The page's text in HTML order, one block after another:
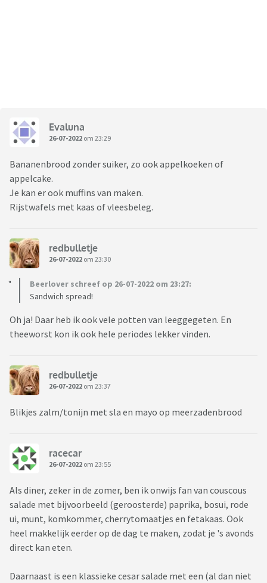
Evaluna
26-07-2022 om 23:29
Bananenbrood zonder suiker, zo ook appelkoeken of
appelcake.
Je kan er ook muffins van maken.
Rijstwafels met kaas of vleesbeleg.
redbulletje
26-07-2022 om 23:30
Beerlover schreef op 26-07-2022 om 23:27:
Sandwich spread!
Oh ja! Daar heb ik ook vele potten van leeggegeten. En
theeworst kon ik ook hele periodes lekker vinden.
redbulletje
26-07-2022 om 23:37
Blikjes zalm/tonijn met sla en mayo op meerzadenbrood
racecar
26-07-2022 om 23:55
Als diner, zeker in de zomer, ben ik onwijs fan van couscous
salade met bijvoorbeeld (geroosterde) paprika, bosui, rode
ui, munt, komkommer, cherrytomaatjes en fetakaas. Ook
heel makkelijk eerder op de dag te maken, zodat je 's avonds
direct kan eten.
Daarnaast is een klassieke cesar salade met een (al dan niet